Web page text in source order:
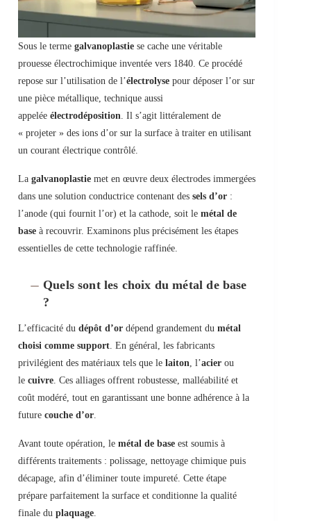
Sous le terme galvanoplastie se cache une véritable
prouesse électrochimique inventée vers 1840. Ce procédé
repose sur l’utilisation de l’électrolyse pour déposer l’or sur
une pièce métallique, technique aussi
appelée électrodéposition. Il s’agit littéralement de
« projeter » des ions d’or sur la surface à traiter en utilisant
un courant électrique contrôlé.
La galvanoplastie met en œuvre deux électrodes immergées
dans une solution conductrice contenant des sels d’or :
l’anode (qui fournit l’or) et la cathode, soit le métal de
base à recouvrir. Examinons plus précisément les étapes
essentielles de cette technologie raffinée.
Quels sont les choix du métal de base
?
L’efficacité du dépôt d’or dépend grandement du métal
choisi comme support. En général, les fabricants
privilégient des matériaux tels que le laiton, l’acier ou
le cuivre. Ces alliages offrent robustesse, malléabilité et
coût modéré, tout en garantissant une bonne adhérence à la
future couche d’or.
Avant toute opération, le métal de base est soumis à
différents traitements : polissage, nettoyage chimique puis
décapage, afin d’éliminer toute impureté. Cette étape
prépare parfaitement la surface et conditionne la qualité
finale du plaquage.